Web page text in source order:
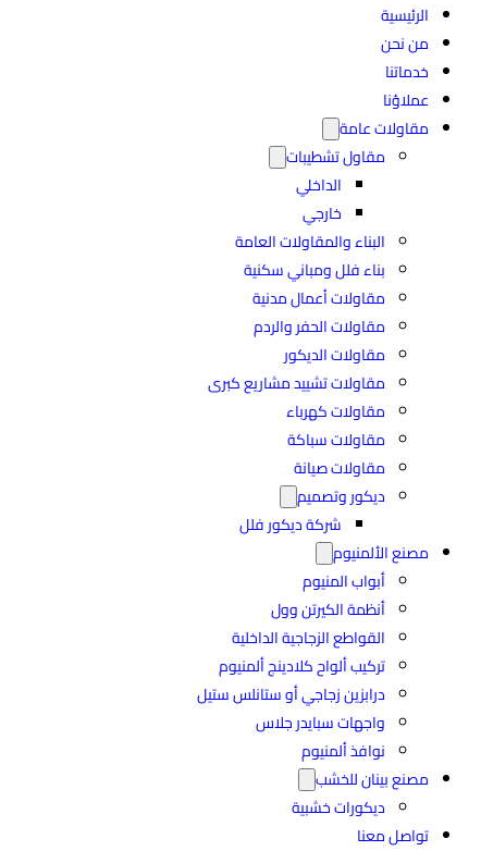
الرئيسية
من نحن
خدماتنا
عملاؤنا
مقاولات عامة
مقاول تشطيبات
الداخلي
خارجي
البناء والمقاولات العامة
بناء فلل ومباني سكنية
مقاولات أعمال مدنية
مقاولات الحفر والردم
مقاولات الديكور
مقاولات تشييد مشاريع كبرى
مقاولات كهرباء
مقاولات سباكة
مقاولات صيانة
ديكور وتصميم
شركة ديكور فلل
مصنع الألمنيوم
أبواب المنيوم
أنظمة الكيرتن وول
القواطع الزجاجية الداخلية
تركيب ألواح كلادينج ألمنيوم
درابزين زجاجي أو ستانلس ستيل
واجهات سبايدر جلاس
نوافذ ألمنيوم
مصنع بينان للخشب
ديكورات خشبية
تواصل معنا